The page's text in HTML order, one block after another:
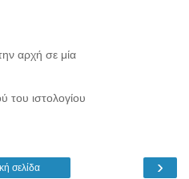
αρχή σε μία
του ιστολογίου
›
σελίδα